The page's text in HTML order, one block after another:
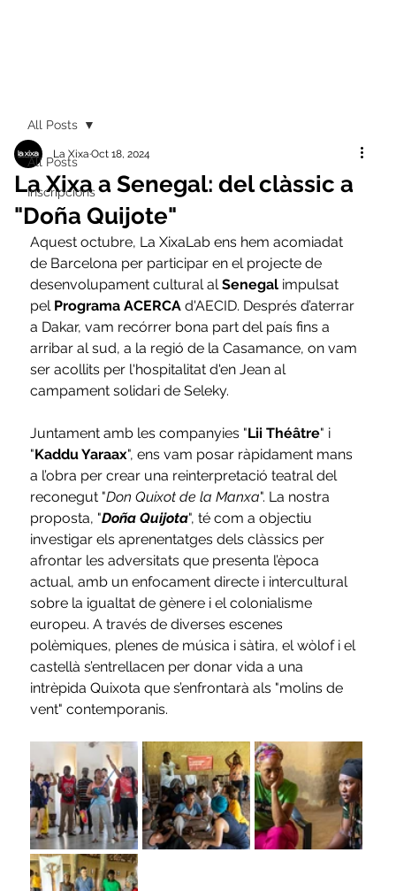
All Posts
Inscripcions
All Posts
La Xixa a Senegal: del clàssic a
"Doña Quijote"
La XixaOct 18, 2024
Aquest octubre, La XixaLab ens hem acomiadat
de Barcelona per participar en el projecte de
desenvolupament cultural al Senegal impulsat
pel Programa ACERCA d'AECID. Després d’aterrar
a Dakar, vam recórrer bona part del país fins a
arribar al sud, a la regió de la Casamance, on vam
ser acollits per l'hospitalitat d'en Jean al
campament solidari de Seleky.
Juntament amb les companyies "Lii Théâtre" i
"Kaddu Yaraax", ens vam posar ràpidament mans
a l’obra per crear una reinterpretació teatral del
reconegut "Don Quixot de la Manxa". La nostra
proposta, "Doña Quijota", té com a objectiu
investigar els aprenentatges dels clàssics per
afrontar les adversitats que presenta l’època
actual, amb un enfocament directe i intercultural
sobre la igualtat de gènere i el colonialisme
europeu. A través de diverses escenes
polèmiques, plenes de música i sàtira, el wòlof i el
castellà s’entrellacen per donar vida a una
intrèpida Quixota que s’enfrontarà als "molins de
vent" contemporanis.